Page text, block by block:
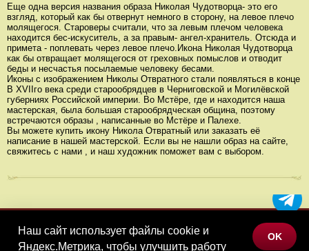
Еще одна версия названия образа Николая Чудотворца- это его
взгляд, который как бы отвернут немного в сторону, на левое плечо
молящегося. Староверы считали, что за левым плечом человека
находится бес-искуситель, а за правым- ангел-хранитель. Отсюда и
примета - поплевать через левое плечо.Икона Николая Чудотворца
как бы отвращает молящегося от греховных помыслов и отводит
беды и несчастья посылаемые человеку бесами.
Иконы с изображением Николы Отвратного стали появляться в конце
В XVIIго века среди старообрядцев в Черниговской и Могилёвской
губерниях Российской империи. Во Мстёре, где и находится наша
мастерская, была большая старообрядческая община, поэтому
встречаются образы , написанные во Мстёре и Палехе.
Вы можете купить икону Никола Отвратный или заказать её
написание в нашей мастерской. Если вы не нашли образ на сайте,
свяжитесь с нами , и наш художник поможет вам с выбором.
МЕНЮ
Наш сайт использует файлы cookie и
Яндекс.Метрика, чтобы улучшить работу
OK